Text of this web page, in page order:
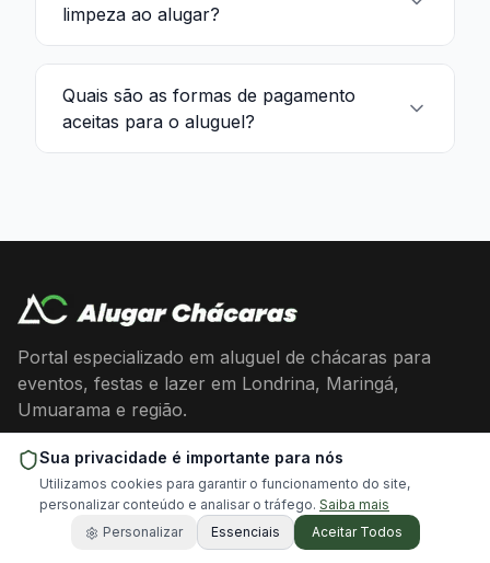
limpeza ao alugar?
Quais são as formas de pagamento
aceitas para o aluguel?
Portal especializado em aluguel de chácaras para
eventos, festas e lazer em Londrina, Maringá,
Umuarama e região.
FacebookInstagramWhatsApp
Acesso Rápido
Sua privacidade é importante para nós
Utilizamos cookies para garantir o funcionamento do site,
personalizar conteúdo e analisar o tráfego. Saiba mais
Personalizar
Essenciais Aceitar Todos